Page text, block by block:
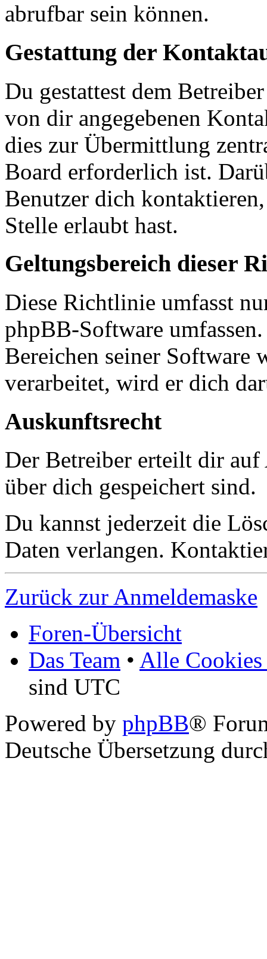
abrufbar sein können.
Gestattung der
Du gestattest dem
von dir angegebenen
dies zur Übermittlung
Board erforderlich ist.
Benutzer dich
Stelle erlaubt hast.
Geltungsbereich dieser
Diese Richtlinie umfasst
phpBB-Software
Bereichen seiner Software
verarbeitet, wird er dich
Auskunftsrecht
Der Betreiber erteilt dir
über dich gespeichert sind.
Du kannst jederzeit die
Daten verlangen.
Zurück zur Anmeldemaske
Foren-Übersicht
Das Team • Alle Cookies
sind UTC
Powered by phpBB®
Deutsche Übersetzung